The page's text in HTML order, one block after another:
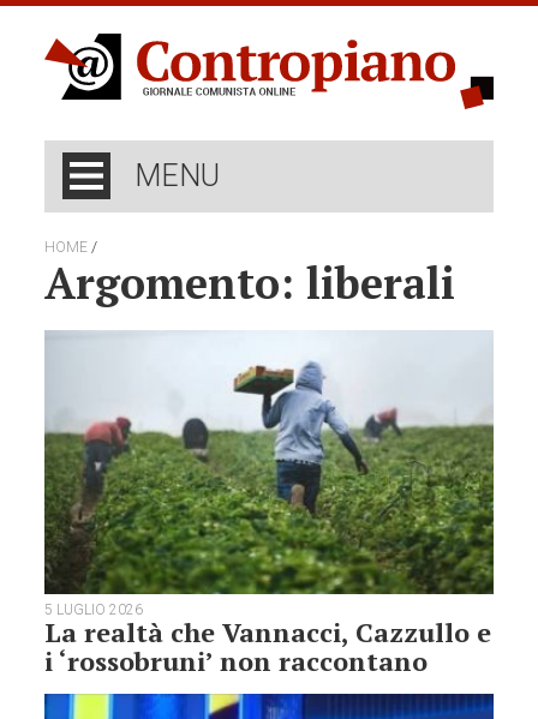
MENU
HOME /
Argomento: liberali
5 LUGLIO 2026
La realtà che Vannacci, Cazzullo e
i ‘rossobruni’ non raccontano